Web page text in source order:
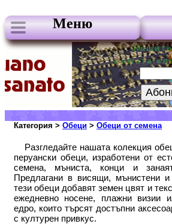
Меню
Вашата
Категория > Обеци > Обеци от семена
Разгледайте нашата колекция
перуански обеци, изработени от
семена, мъниста, конци и
Предлагани в висящи, мънистени и
тези обеци добавят земен цвят и
ежедневно носене, плажни визии
едро, които търсят достъпни
с културен привкус.